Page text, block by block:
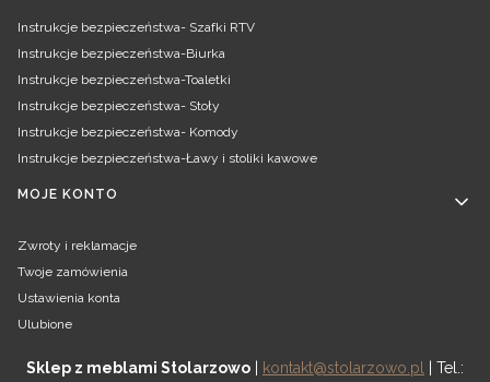
Instrukcje bezpieczeństwa- Szafki RTV
Instrukcje bezpieczeństwa-Biurka
Instrukcje bezpieczeństwa-Toaletki
Instrukcje bezpieczeństwa- Stoły
Instrukcje bezpieczeństwa- Komody
Instrukcje bezpieczeństwa-Ławy i stoliki kawowe
MOJE KONTO
Zwroty i reklamacje
Twoje zamówienia
Ustawienia konta
Ulubione
Sklep z meblami Stolarzowo kontakt@stolarzowo.pl | Tel.: